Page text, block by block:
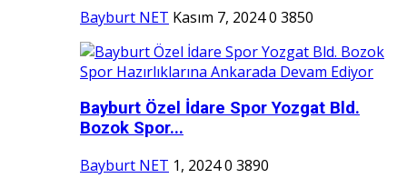
Bayburt NET Kasım 7, 20240 3850
Bayburt Özel İdare Spor Yozgat Bld.
Bozok Spor...
Bayburt NET 1, 20240 3890